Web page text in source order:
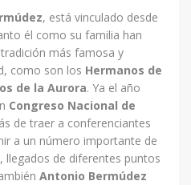
, está vinculado desde
él como su familia han
más famosa y
como son los Hermanos de
de la Aurora. Ya el año
Congreso Nacional de
de traer a conferenciantes
a un número importante de
llegados de diferentes puntos
Antonio Bermúdez